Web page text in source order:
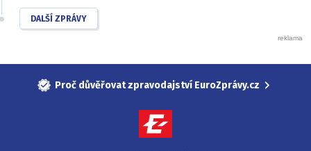
DALŠÍ ZPRÁVY
Proč důvěřovat zpravodajství EuroZprávy.cz